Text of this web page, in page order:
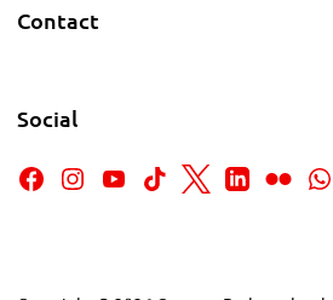
Contact
Social